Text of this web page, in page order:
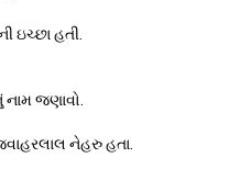
ઇચ્છા હતી.
નામ જણાવો.
નેહરુ હતા.